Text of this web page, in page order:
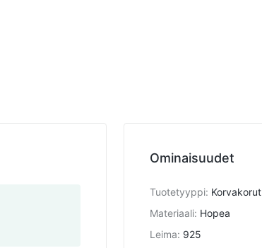
Ominaisuudet
Tuotetyyppi: Korvakorut
Materiaali: Hopea
Leima: 925